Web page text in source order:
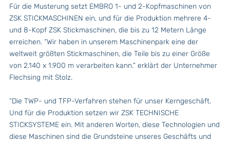
Für die Musterung setzt EMBRO 1- und 2-Kopfmaschinen von
ZSK STICKMASCHINEN ein, und für die Produktion mehrere 4-
und 8-Kopf ZSK Stickmaschinen, die bis zu 12 Metern Länge
erreichen. “Wir haben in unserem Maschinenpark eine der
weltweit größten Stickmaschinen, die Teile bis zu einer Größe
von 2.140 x 1.900 m verarbeiten kann.” erklärt der Unternehmer
Flechsing mit Stolz.
“Die TWP- und TFP-Verfahren stehen für unser Kerngeschäft.
Und für die Produktion setzen wir ZSK TECHNISCHE
STICKSYSTEME ein. Mit anderen Worten, diese Technologien und
diese Maschinen sind die Grundsteine unseres Geschäfts und